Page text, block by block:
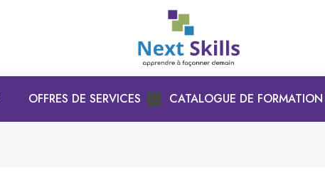
OFFRES DE SERVICES CATALOGUE DE FORMATION